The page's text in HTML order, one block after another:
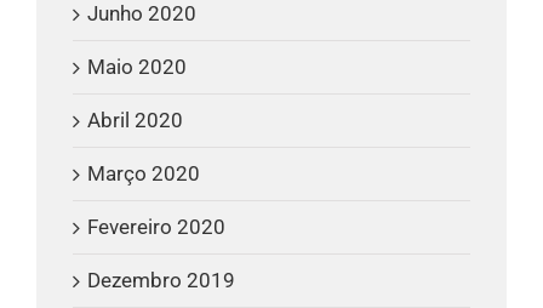
Junho 2020
Maio 2020
Abril 2020
Março 2020
Fevereiro 2020
Dezembro 2019